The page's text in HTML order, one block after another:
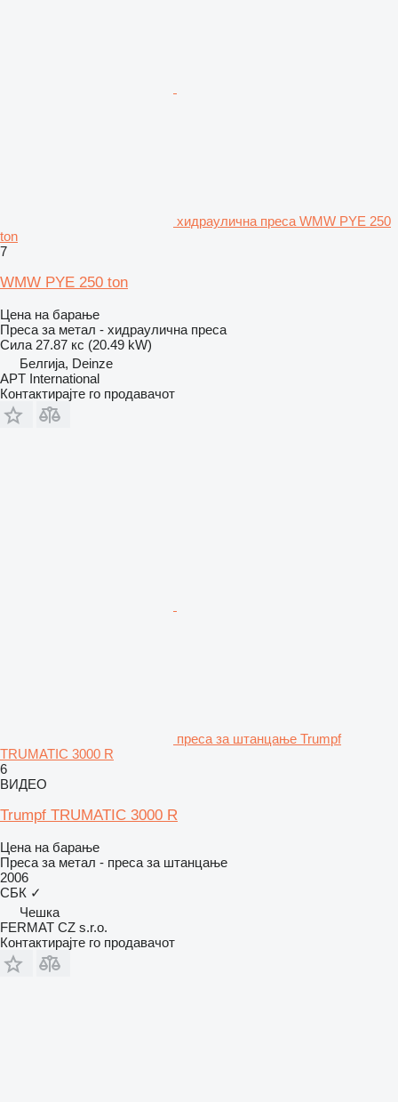
хидраулична преса WMW PYE 250
ton
7
WMW PYE 250 ton
Цена на барање
Преса за метал - хидраулична преса
Сила 27.87 кс (20.49 kW)
Белгија, Deinze
APT International
Контактирајте го продавачот
преса за штанцање Trumpf
TRUMATIC 3000 R
6
ВИДЕО
Trumpf TRUMATIC 3000 R
Цена на барање
Преса за метал - преса за штанцање
2006
СБК ✓
Чешка
FERMAT CZ s.r.o.
Контактирајте го продавачот